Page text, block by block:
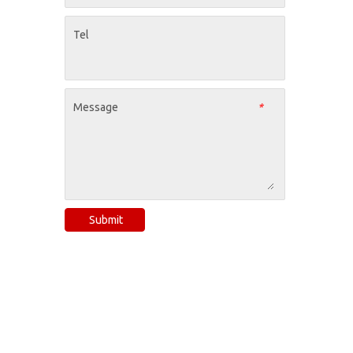
Tel
*
Message
Submit